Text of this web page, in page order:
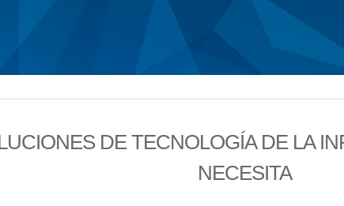
DE TECNOLOGÍA DE LA
NECESITA